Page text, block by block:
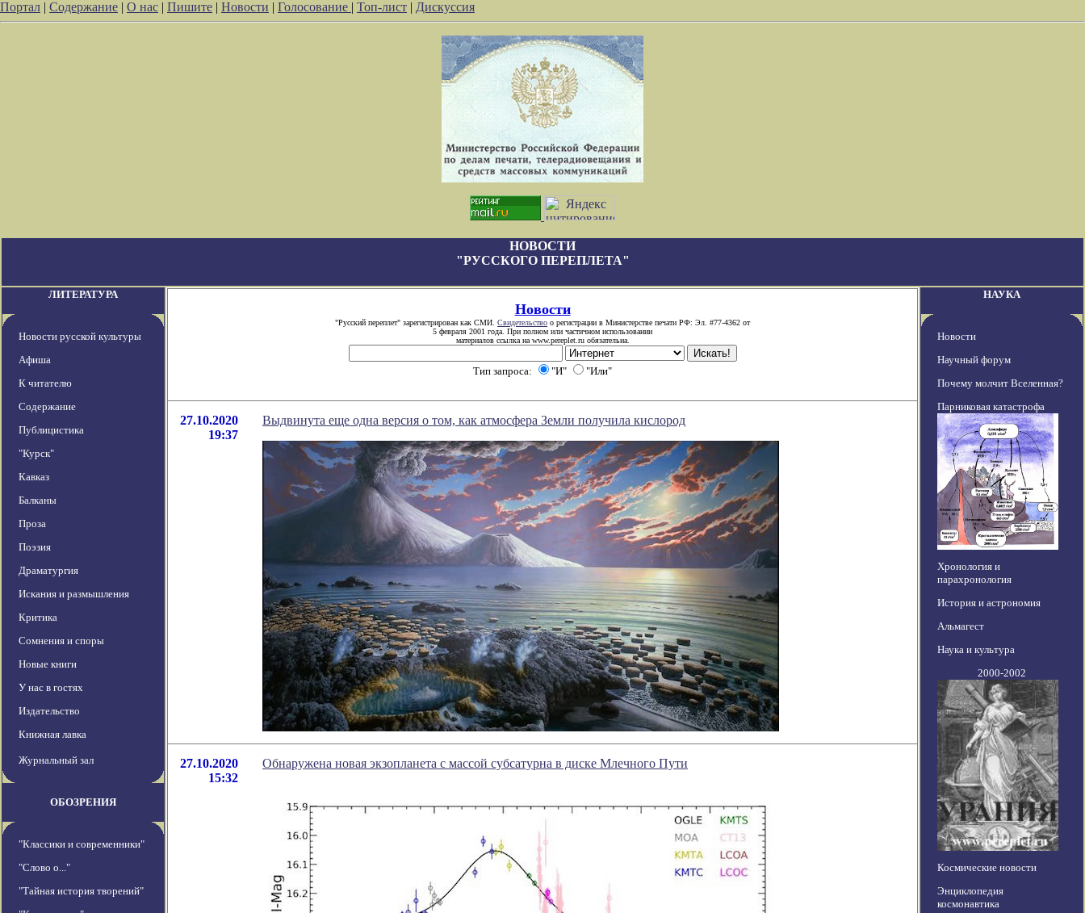
Портал | Содержание | О нас | Пишите | Новости | Голосование | Топ-лист | Дискуссия
НОВОСТИ
"РУССКОГО ПЕРЕПЛЕТА"
ЛИТЕРАТУРА
Новости русской культуры
Афиша
К читателю
Содержание
Публицистика
"Курск"
Кавказ
Балканы
Проза
Поэзия
Драматургия
Искания и размышления
Критика
Сомнения и споры
Новые книги
У нас в гостях
Издательство
Книжная лавка
Журнальный зал
ОБОЗРЕНИЯ
"Классики и современники"
"Слово о..."
"Тайная история творений"
Новости
"Русский переплет" зарегистрирован как СМИ. Свидетельство о регистрации в Министерстве печати РФ: Эл. #77-4362 от
5 февраля 2001 года. При полном или частичном использовании
материалов ссылка на www.pereplet.ru обязательна.
Тип запроса: "И" "Или"
27.10.2020
19:37
Выдвинута еще одна версия о том, как атмосфера Земли получила кислород
27.10.2020
15:32
Обнаружена новая экзопланета с массой субсатурна в диске Млечного Пути
НАУКА
Новости
Научный форум
Почему молчит Вселенная?
Парниковая катастрофа
Хронология и
парахронология
История и астрономия
Альмагест
Наука и культура
2000-2002
Космические новости
Энциклопедия
космонавтика